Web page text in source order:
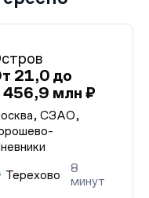
21,0 до
456,9 млн ₽
СЗАО,
Терехово
8
минут